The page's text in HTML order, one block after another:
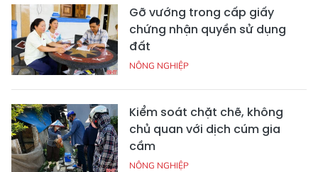
Gỡ vướng trong cấp giấy
chứng nhận quyền sử dụng
đất
NÔNG NGHIỆP
Kiểm soát chặt chẽ, không
chủ quan với dịch cúm gia
cầm
NÔNG NGHIỆP